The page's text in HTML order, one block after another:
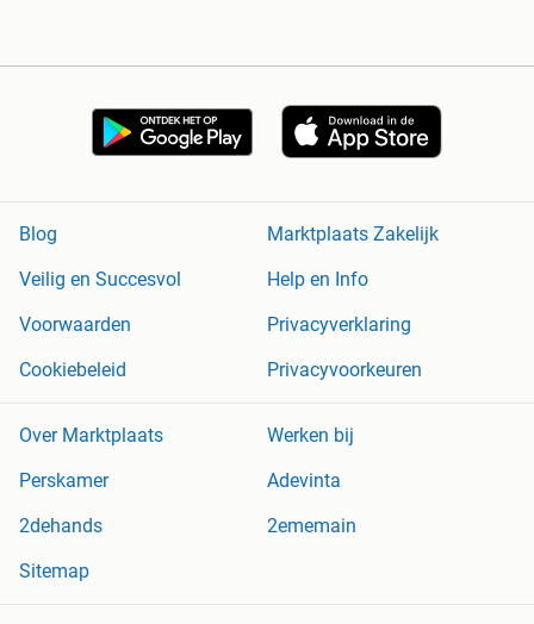
Blog
Marktplaats Zakelijk
Veilig en Succesvol
Help en Info
Voorwaarden
Privacyverklaring
Cookiebeleid
Privacyvoorkeuren
Over Marktplaats
Werken bij
Perskamer
Adevinta
2dehands
2ememain
Sitemap